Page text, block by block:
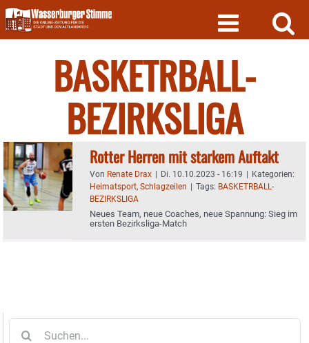
Skip
to
content
BASKETRBALL-
BEZIRKSLIGA
Rotter Herren mit starkem Auftakt
Von Renate Drax | Di. 10.10.2023 - 16:19 | Kategorien:
Heimatsport, Schlagzeilen | Tags: BASKETRBALL-
BEZIRKSLIGA
Neues Team, neue Coaches, neue Spannung: Sieg im
ersten Bezirksliga-Match